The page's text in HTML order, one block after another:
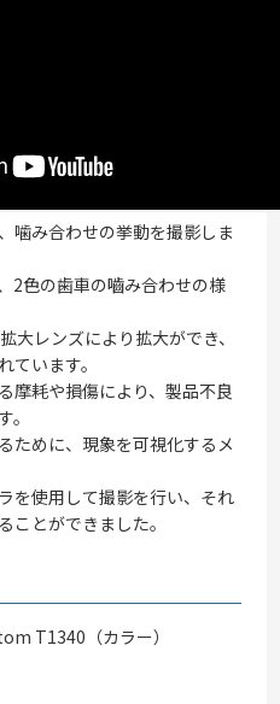
噛み合わせの挙動を撮影しま
2色の歯車の嚙み合わせの様
レンズにより拡大ができ、
ています。
摩耗や損傷により、製品不良
ために、現象を可視化するメ
を使用して撮影を行い、それ
ことができました。
T1340（カラー）